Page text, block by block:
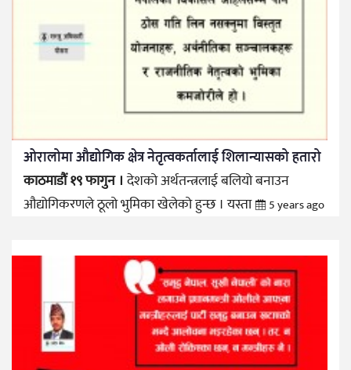
ओरालोमा औद्योगिक क्षेत्र नेतृत्वकर्तालाई शिलान्यासको हतारो
काठमाडौं १९ फागुन ।देशको अर्थतन्त्रलाई बलियो बनाउन
औद्योगिकरणले ठूलो भुमिका खेलेको हुन्छ । यस्ता
5 years ago